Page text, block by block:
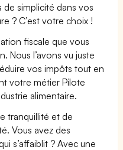
simplicité dans vos
? C’est votre choix !
fiscale que vous
Nous l’avons vu juste
vos impôts tout en
votre métier Pilote
alimentaire.
tranquillité et de
Vous avez des
s’affaiblit ? Avec une